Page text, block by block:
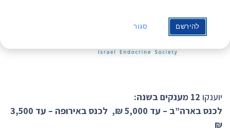
יוענקו 12 מענקים בשנה:
לכנס בארה”ב – עד 5,000 ₪, לכנס באירופה – עד 3,500
₪
להירשם סגור